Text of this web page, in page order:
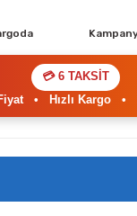
💳 6 TAKSİT
• Hızlı Kargo•